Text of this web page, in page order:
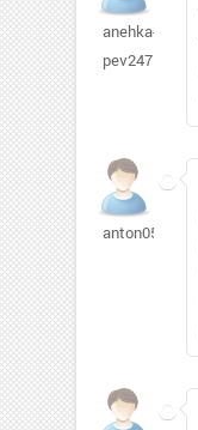
anehka-
pev247
anton0523675